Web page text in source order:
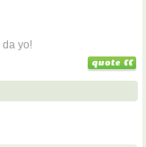
da yo!